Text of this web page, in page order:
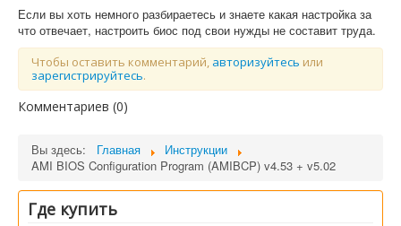
Если вы хоть немного разбираетесь и знаете какая настройка за
что отвечает, настроить биос под свои нужды не составит труда.
Чтобы оставить комментарий, авторизуйтесь или
зарегистрируйтесь.
Комментариев (0)
Вы здесь: Главная
Инструкции
AMI BIOS Configuration Program (AMIBCP) v4.53 + v5.02
Где купить